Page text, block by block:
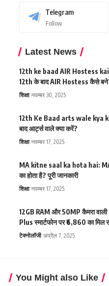
Telegram
Follow
Latest News
12th ke baad AIR Hostess
12th के बाद AIR Hostess कैसे
शिक्षा नवम्बर 30, 2025
12th Ke Baad arts wale kya
बाद आर्ट्स वाले क्या करें?
शिक्षा नवम्बर 17, 2025
MA kitne saal ka hota hai:
का होता है? पूरी जानकारी
शिक्षा नवम्बर 17, 2025
12GB RAM और 50MP कैमरा वाली
Plus स्मार्टफोन पर ₹6,860 का मिल
टेक्नोलॉजी अप्रैल 7, 2025
You Might also Like